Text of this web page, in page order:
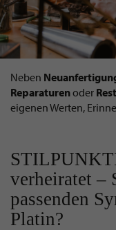
Neben
Reparaturenoder
eigenen Werten,
verheiratet –
passenden
Platin?